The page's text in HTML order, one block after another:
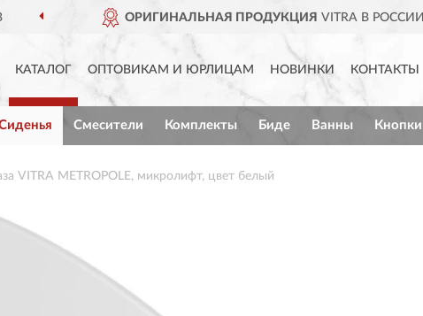
ОРИГИНАЛЬНАЯ ПРОДУКЦИЯ VITRA В РОССИИ
КАТАЛОГ ОПТОВИКАМ И ЮРЛИЦАМ НОВИНКИ КОНТАКТЫ
Смесители Комплекты Биде Ванны Кнопки
VITRA METROPOLE, микролифт, цвет белый